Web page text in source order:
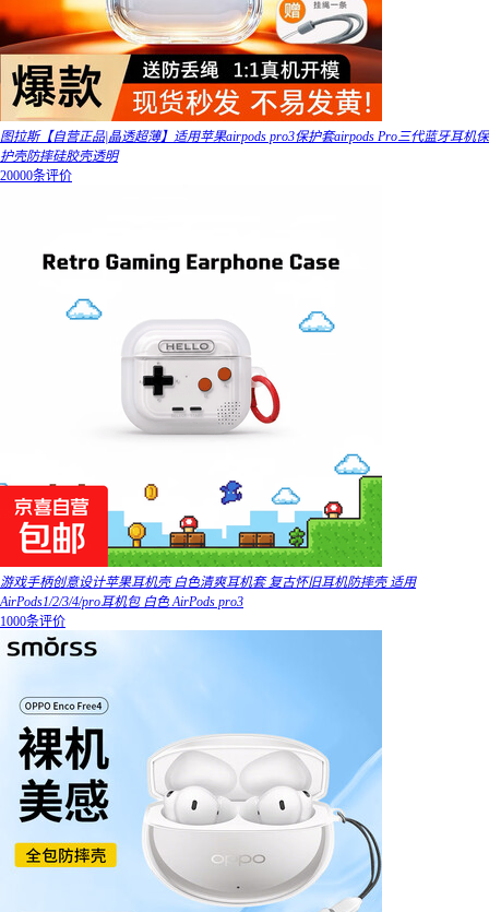
图拉斯【自营正品|晶透超薄】适用苹果airpods pro3保护套airpods Pro三代蓝牙耳机保
护壳防摔硅胶壳透明
20000条评价
游戏手柄创意设计苹果耳机壳 白色清爽耳机套 复古怀旧耳机防摔壳 适用
AirPods1/2/3/4/pro耳机包 白色 AirPods pro3
1000条评价